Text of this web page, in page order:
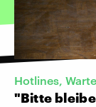
Hotlines,
"Bitte